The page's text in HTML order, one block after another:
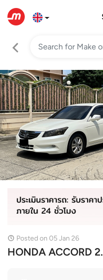
Posted on 05 Jan 26
HONDA ACCORD